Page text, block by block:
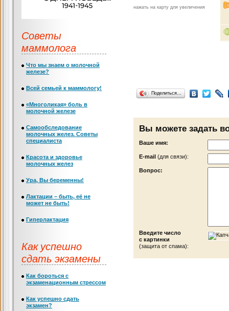
нажать на карту для увеличения
Поделиться…
Вы можете задать
Ваше имя:
Е-mail (для связи):
Вопрос:
Введите число
с картинки
(защита от спама):
Советы
маммолога
Что мы знаем о молочной
железе?
Всей семьей к маммологу!
«Многоликая» боль в
молочной железе
Самообследование
молочных желез. Советы
специалиста
Красота и здоровье
молочных желез
Ура, Вы беременны!
Лактации – быть, её не
может не быть!
Гиперлактация
Как успешно
сдать экзамены
Как бороться с
экзаменационным стрессом
Как успешно сдать
экзамен?